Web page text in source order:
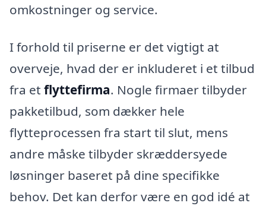
omkostninger og service.
I forhold til priserne er det vigtigt at
overveje, hvad der er inkluderet i et tilbud
fra et flyttefirma. Nogle firmaer tilbyder
pakketilbud, som dækker hele
flytteprocessen fra start til slut, mens
andre måske tilbyder skræddersyede
løsninger baseret på dine specifikke
behov. Det kan derfor være en god idé at